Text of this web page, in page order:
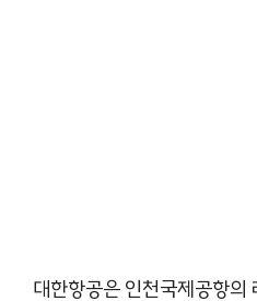
대한항공은 인천국제공항의